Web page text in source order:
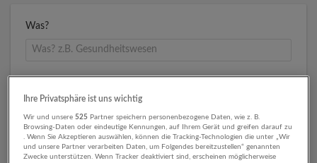
Was?
Umkreis
Ihre Privatsphäre ist uns wichtig
Wir und unsere525 Partner speichern personenbezogene Daten, wie z. B.
Browsing-Daten oder eindeutige Kennungen, auf Ihrem Gerät und greifen darauf zu
. Wenn Sie Akzeptieren auswählen, können die Tracking-Technologien die unter „Wir
und unsere Partner verarbeiten Daten, um Folgendes bereitzustellen“ genannten
Zwecke unterstützen. Wenn Tracker deaktiviert sind, erscheinen möglicherweise